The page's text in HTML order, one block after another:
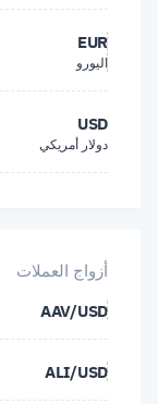
جمهورية
جمهورية
روسيا
كوبا
Tron
Coin (USDC)
Coin (BNB)
EUR
اليورو
USD
دولار أمريكي
أزواج العملات
AAV/USD
ALI/USD